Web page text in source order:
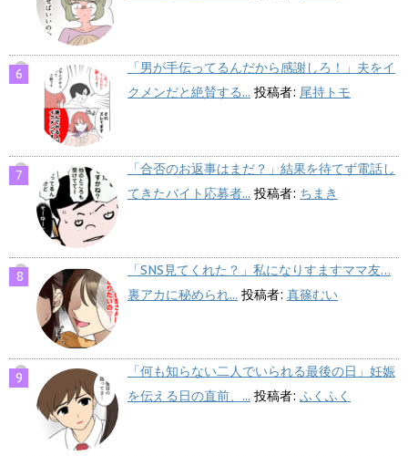
「男が手伝ってるんだから感謝しろ！」夫をイ
クメンだと絶賛する... 投稿者: 尾持トモ
「合否のお返事はまだ？」結果を待てず電話し
てきたバイト応募者... 投稿者: ちまき
「SNS見てくれた？」私になりすますママ友…
裏アカに秘められ... 投稿者: 真篠むい
「何も知らない二人でいられる最後の日」妊娠
を伝える日の直前、... 投稿者: ふくふく